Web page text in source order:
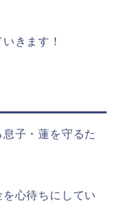
きます！
子・蓮を守るた
心待ちにしてい